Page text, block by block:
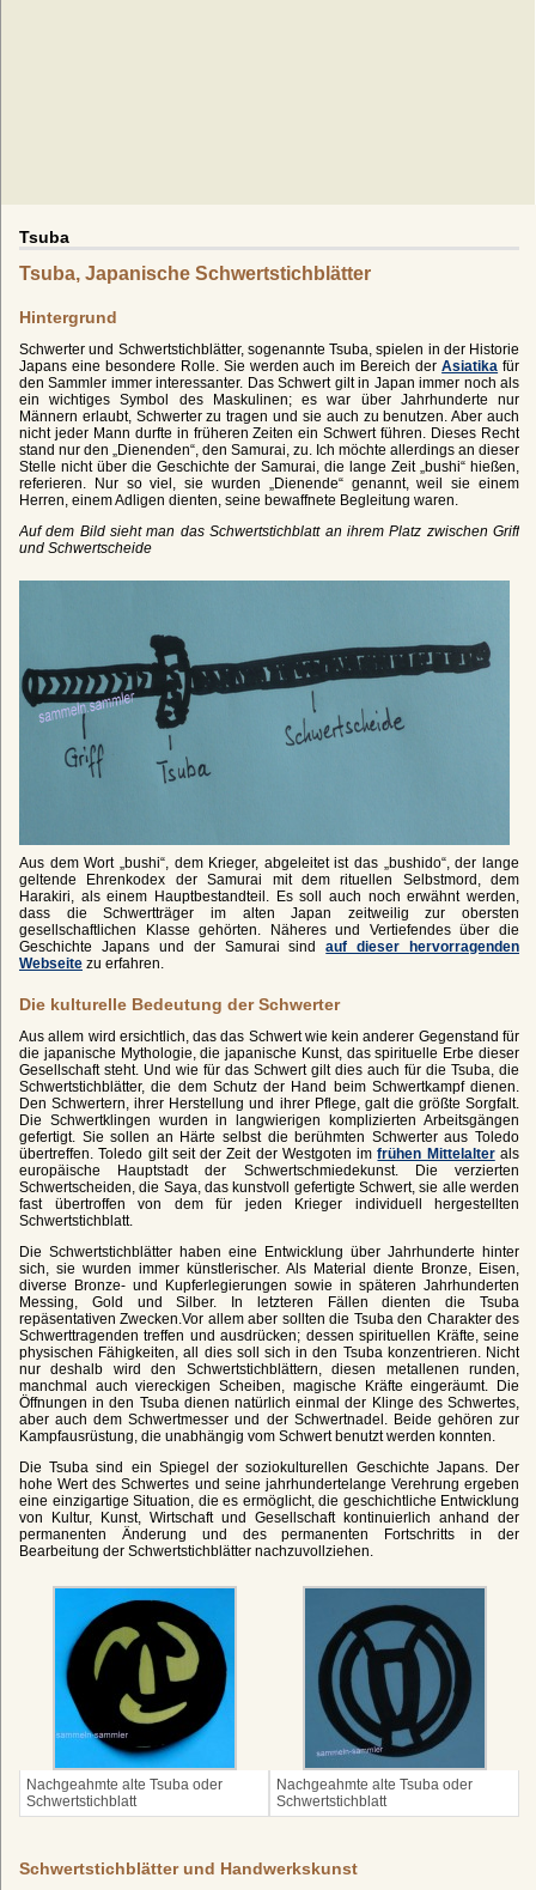
Tsuba
Tsuba, Japanische Schwertstichblätter
Hintergrund
Schwerter und Schwertstichblätter, sogenannte Tsuba, spielen in der Historie
Japans eine besondere Rolle. Sie werden auch im Bereich derAsiatika für
den Sammler immer interessanter. Das Schwert gilt in Japan immer noch als
ein wichtiges Symbol des Maskulinen; es war über Jahrhunderte nur
Männern erlaubt, Schwerter zu tragen und sie auch zu benutzen. Aber auch
nicht jeder Mann durfte in früheren Zeiten ein Schwert führen. Dieses Recht
stand nur den „Dienenden“, den Samurai, zu. Ich möchte allerdings an dieser
Stelle nicht über die Geschichte der Samurai, die lange Zeit „bushi“ hießen,
referieren. Nur so viel, sie wurden „Dienende“ genannt, weil sie einem
Herren, einem Adligen dienten, seine bewaffnete Begleitung waren.
Auf dem Bild sieht man das Schwertstichblatt an ihrem Platz zwischen Griff
und Schwertscheide
Aus dem Wort „bushi“, dem Krieger, abgeleitet ist das „bushido“, der lange
geltende Ehrenkodex der Samurai mit dem rituellen Selbstmord, dem
Harakiri, als einem Hauptbestandteil. Es soll auch noch erwähnt werden,
dass die Schwertträger im alten Japan zeitweilig zur obersten
gesellschaftlichen Klasse gehörten. Näheres und Vertiefendes über die
Geschichte Japans und der Samurai sindauf dieser hervorragenden
Webseite zu erfahren.
Die kulturelle Bedeutung der Schwerter
Aus allem wird ersichtlich, das das Schwert wie kein anderer Gegenstand für
die japanische Mythologie, die japanische Kunst, das spirituelle Erbe dieser
Gesellschaft steht. Und wie für das Schwert gilt dies auch für die Tsuba, die
Schwertstichblätter, die dem Schutz der Hand beim Schwertkampf dienen.
Den Schwertern, ihrer Herstellung und ihrer Pflege, galt die größte Sorgfalt.
Die Schwertklingen wurden in langwierigen komplizierten Arbeitsgängen
gefertigt. Sie sollen an Härte selbst die berühmten Schwerter aus Toledo
übertreffen. Toledo gilt seit der Zeit der Westgoten imfrühen Mittelalterals
europäische Hauptstadt der Schwertschmiedekunst. Die verzierten
Schwertscheiden, die Saya, das kunstvoll gefertigte Schwert, sie alle werden
fast übertroffen von dem für jeden Krieger individuell hergestellten
Schwertstichblatt.
Die Schwertstichblätter haben eine Entwicklung über Jahrhunderte hinter
sich, sie wurden immer künstlerischer. Als Material diente Bronze, Eisen,
diverse Bronze- und Kupferlegierungen sowie in späteren Jahrhunderten
Messing, Gold und Silber. In letzteren Fällen dienten die Tsuba
repäsentativen Zwecken.Vor allem aber sollten die Tsuba den Charakter des
Schwerttragenden treffen und ausdrücken; dessen spirituellen Kräfte, seine
physischen Fähigkeiten, all dies soll sich in den Tsuba konzentrieren. Nicht
nur deshalb wird den Schwertstichblättern, diesen metallenen runden,
manchmal auch viereckigen Scheiben, magische Kräfte eingeräumt. Die
Öffnungen in den Tsuba dienen natürlich einmal der Klinge des Schwertes,
aber auch dem Schwertmesser und der Schwertnadel. Beide gehören zur
Kampfausrüstung, die unabhängig vom Schwert benutzt werden konnten.
Die Tsuba sind ein Spiegel der soziokulturellen Geschichte Japans. Der
hohe Wert des Schwertes und seine jahrhundertelange Verehrung ergeben
eine einzigartige Situation, die es ermöglicht, die geschichtliche Entwicklung
von Kultur, Kunst, Wirtschaft und Gesellschaft kontinuierlich anhand der
permanenten Änderung und des permanenten Fortschritts in der
Bearbeitung der Schwertstichblätter nachzuvollziehen.
Nachgeahmte alte Tsuba oder
Schwertstichblatt
Nachgeahmte alte Tsuba oder
Schwertstichblatt
Schwertstichblätter und Handwerkskunst